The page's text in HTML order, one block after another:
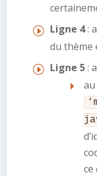
Ligne 4:
du thème
Ligne 5:
ce